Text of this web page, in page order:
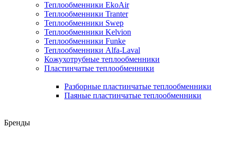
Теплообменники EkoAir
Теплообменники Tranter
Теплообменники Swep
Теплообменники Kelvion
Теплообменники Funke
Теплообменники Alfa-Laval
Кожухотрубные теплообменники
Пластинчатые теплообменники
Разборные пластинчатые теплообменники
Паяные пластинчатые теплообменники
Бренды